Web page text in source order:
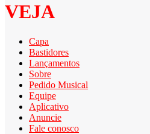
VEJA
Capa
Bastidores
Lançamentos
Sobre
Pedido Musical
Equipe
Aplicativo
Anuncie
Fale conosco